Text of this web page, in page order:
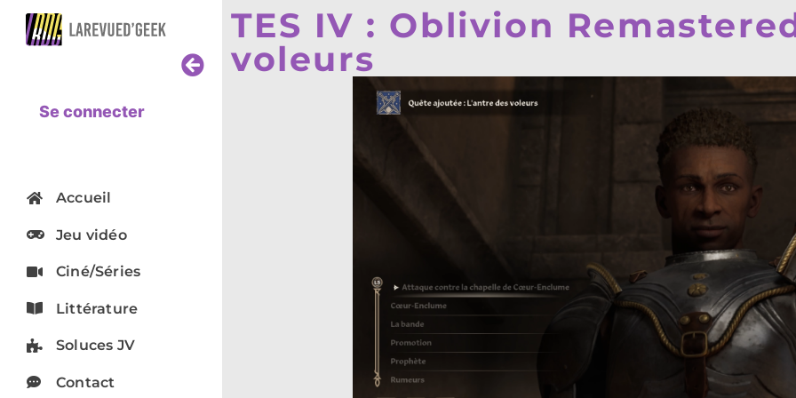
Se connecter
Accueil
Jeu vidéo
Ciné/Séries
Littérature
Soluces JV
Contact
TES IV : Oblivion
voleurs